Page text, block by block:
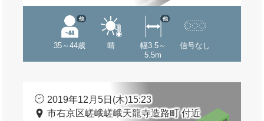
35～44歳
他
晴
幅3.5～
5.5m
他
信号なし
2019年12月5日(木)15:23
市右京区嵯峨嵯峨天龍寺造路町 付近